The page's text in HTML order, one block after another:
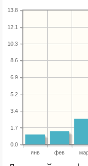
янв фев
0.0
1.7
3.4
5.2
6.9
8.6
10.3
12.1
13.8